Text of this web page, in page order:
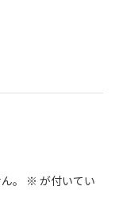
。 ※ が付いてい